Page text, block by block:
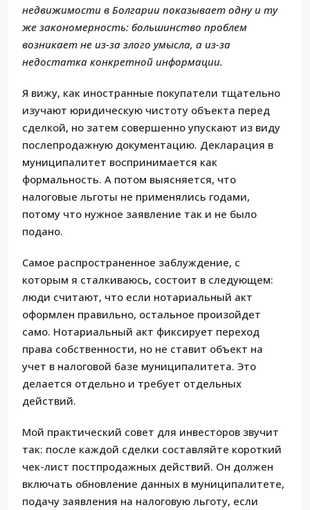
недвижимости в Болгарии показывает одну и ту
же закономерность: большинство проблем
возникает не из-за злого умысла, а из-за
недостатка конкретной информации.
Я вижу, как иностранные покупатели тщательно
изучают юридическую чистоту объекта перед
сделкой, но затем совершенно упускают из виду
послепродажную документацию. Декларация в
муниципалитет воспринимается как
формальность. А потом выясняется, что
налоговые льготы не применялись годами,
потому что нужное заявление так и не было
подано.
Самое распространенное заблуждение, с
которым я сталкиваюсь, состоит в следующем:
люди считают, что если нотариальный акт
оформлен правильно, остальное произойдет
само. Нотариальный акт фиксирует переход
права собственности, но не ставит объект на
учет в налоговой базе муниципалитета. Это
делается отдельно и требует отдельных
действий.
Мой практический совет для инвесторов звучит
так: после каждой сделки составляйте короткий
чек-лист постпродажных действий. Он должен
включать обновление данных в муниципалитете,
подачу заявления на налоговую льготу, если